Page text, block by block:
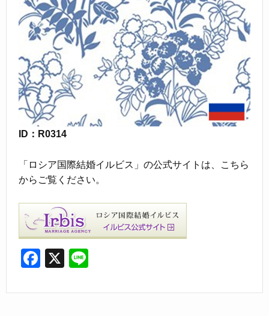
ID：R0314
「ロシア国際結婚イルビス」の公式サイトは、こちら
からご覧ください。
F
c
X
e